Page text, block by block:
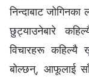
निन्दाबाट
छुट्याउनेबारे
विचारहरू कहिल्यै
बोल्छन्, आफूलाई